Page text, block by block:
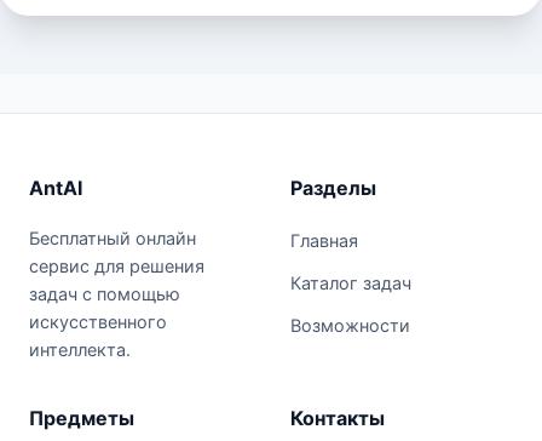
AntAI
Бесплатный онлайн
сервис для решения
задач с помощью
искусственного
интеллекта.
Разделы
Главная
Каталог задач
Возможности
Предметы Контакты